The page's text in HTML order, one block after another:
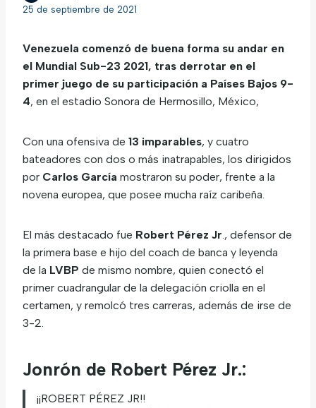
25 de septiembre de 2021
Venezuela comenzó de buena forma su andar en
el Mundial Sub-23 2021, tras derrotar en el
primer juego de su participación a Países Bajos 9-
4, en el estadio Sonora de Hermosillo, México,
Con una ofensiva de 13 imparables, y cuatro
bateadores con dos o más inatrapables, los dirigidos
por Carlos García mostraron su poder, frente a la
novena europea, que posee mucha raíz caribeña.
El más destacado fue Robert Pérez Jr ., defensor de
la primera base e hijo del coach de banca y leyenda
de la LVBP de mismo nombre, quien conectó el
primer cuadrangular de la delegación criolla en el
certamen, y remolcó tres carreras, además de irse de
3-2.
Jonrón de Robert Pérez Jr.:
¡¡ROBERT PÉREZ JR!!